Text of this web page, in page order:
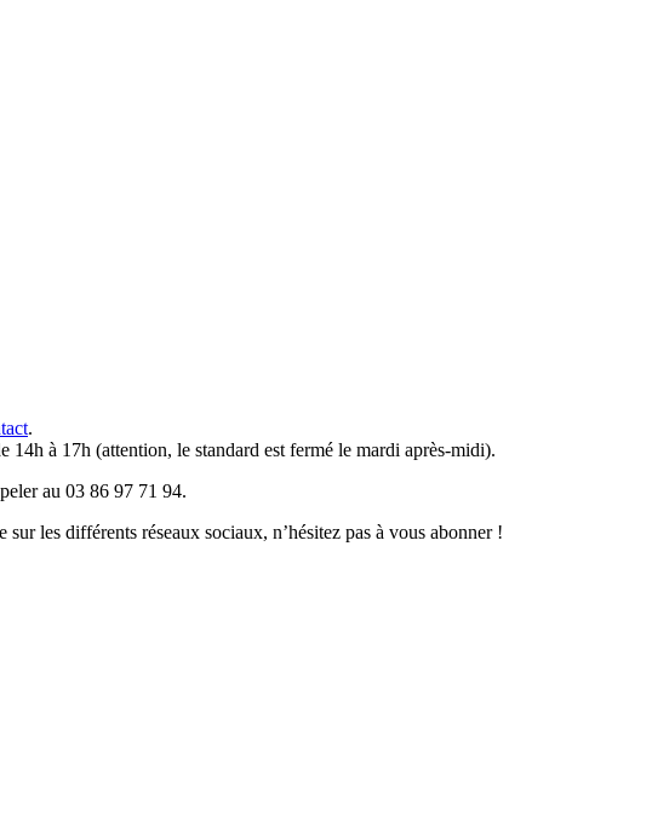
.
14h à 17h (attention, le standard est fermé le mardi après-midi).
au 03 86 97 71 94.
les différents réseaux sociaux, n’hésitez pas à vous abonner !